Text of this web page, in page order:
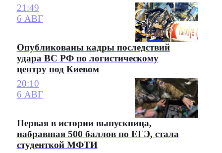
21:49
6 АВГ
Опубликованы кадры последствий
удара ВС РФ по логистическому
центру под Киевом
20:10
6 АВГ
Первая в истории выпускница,
набравшая 500 баллов по ЕГЭ, стала
студенткой МФТИ